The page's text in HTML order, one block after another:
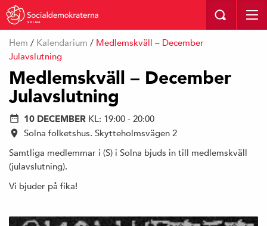
SOLNA
Hem / Kalendarium / Medlemskväll – December
Julavslutning
Medlemskväll – December
Julavslutning
10 DECEMBER KL: 19:00 - 20:00
Solna folketshus. Skytteholmsvägen 2
Samtliga medlemmar i (S) i Solna bjuds in till medlemskväll
(julavslutning).
Vi bjuder på fika!